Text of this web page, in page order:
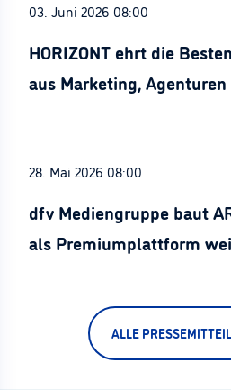
03. Juni 2026 08:00
HORIZONT ehrt die
aus Marketing,
28. Mai 2026 08:00
dfv Mediengruppe baut
als Premiumplattform
ALLE